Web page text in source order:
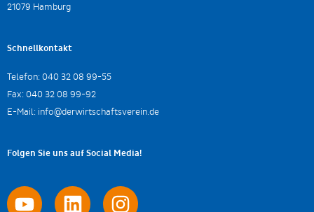
21079 Hamburg
Schnellkontakt
Telefon: 040 32 08 99-55
Fax: 040 32 08 99-92
E-Mail: info@derwirtschaftsverein.de
Folgen Sie uns auf Social Media!